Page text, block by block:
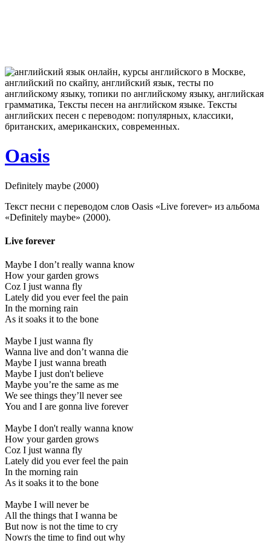
Oasis
Definitely maybe (2000)
Текст песни с переводом слов Oasis «Live forever» из альбома
«Definitely maybe» (2000).
Live forever
Maybe I don’t really wanna know
How your garden grows
Coz I just wanna fly
Lately did you ever feel the pain
In the morning rain
As it soaks it to the bone
Maybe I just wanna fly
Wanna live and don’t wanna die
Maybe I just wanna breath
Maybe I just don't believe
Maybe you’re the same as me
We see things they’ll never see
You and I are gonna live forever
Maybe I don't really wanna know
How your garden grows
Coz I just wanna fly
Lately did you ever feel the pain
In the morning rain
As it soaks it to the bone
Maybe I will never be
All the things that I wanna be
But now is not the time to cry
Nowґs the time to find out why